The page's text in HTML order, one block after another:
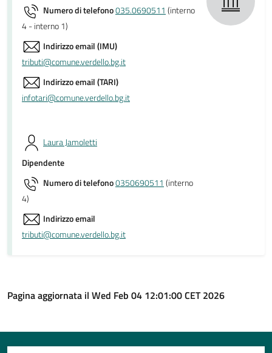
Numero di telefono035.0690511 (interno
4 - interno 1)
Indirizzo email (IMU)
tributi@comune.verdello.bg.it
Indirizzo email (TARI)
infotari@comune.verdello.bg.it
Laura Jamoletti
Dipendente
Numero di telefono0350690511 (interno
4)
Indirizzo email
tributi@comune.verdello.bg.it
Pagina aggiornata il Wed Feb 04 12:01:00 CET 2026